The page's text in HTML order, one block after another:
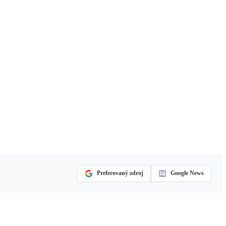
Preferovaný zdroj Google News